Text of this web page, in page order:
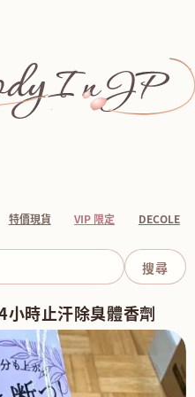
特價現貨 VIP 限定 DECOLE
時止汗除臭體香劑